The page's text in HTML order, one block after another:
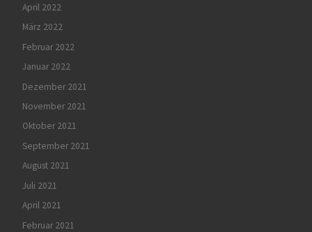
April 2022
März 2022
Februar 2022
Januar 2022
Dezember 2021
November 2021
Oktober 2021
September 2021
August 2021
Juli 2021
April 2021
Februar 2021